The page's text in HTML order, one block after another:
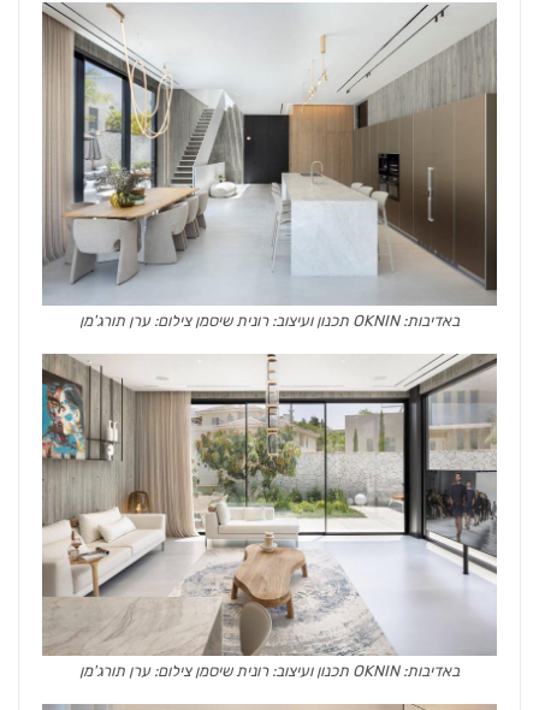
באדיבות: OKNIN תכנון ועיצוב: רונית שיסמן צילום: ערן תורג'מן
באדיבות: OKNIN תכנון ועיצוב: רונית שיסמן צילום: ערן תורג'מן